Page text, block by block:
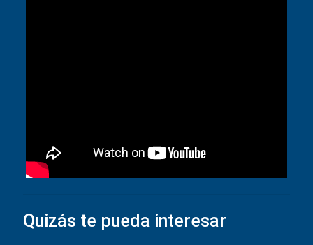
Quizás te pueda interesar